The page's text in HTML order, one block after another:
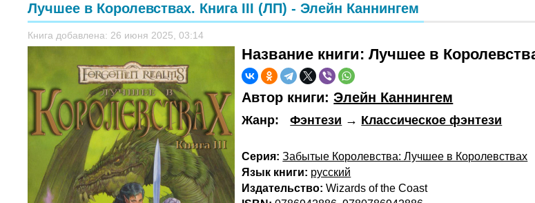
Лучшее в Королевствах. Книга III (ЛП) - Элейн Каннингем
Книга добавлена: 26 июня 2025, 03:14
Название книги:Лучшее в
Автор книги:Элейн Каннингем
Жанр: Фэнтези → Классическое фэнтези
Серия: Забытые Королевства: Лучшее в Королевствах
Язык книги: русский
Издательство: Wizards of the Coast